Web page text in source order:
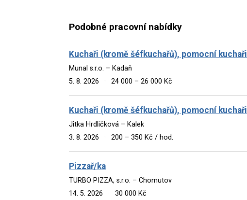
Podobné pracovní nabídky
Kuchaři (kromě šéfkuchařů), pomocní kuchaři
Munal s.r.o. – Kadaň
5. 8. 2026
· 24 000 – 26 000 Kč
Kuchaři (kromě šéfkuchařů), pomocní kuchaři
Jitka Hrdličková – Kalek
3. 8. 2026
· 200 – 350 Kč / hod.
Pizzař/ka
TURBO PIZZA, s.r.o. – Chomutov
14. 5. 2026
· 30 000 Kč